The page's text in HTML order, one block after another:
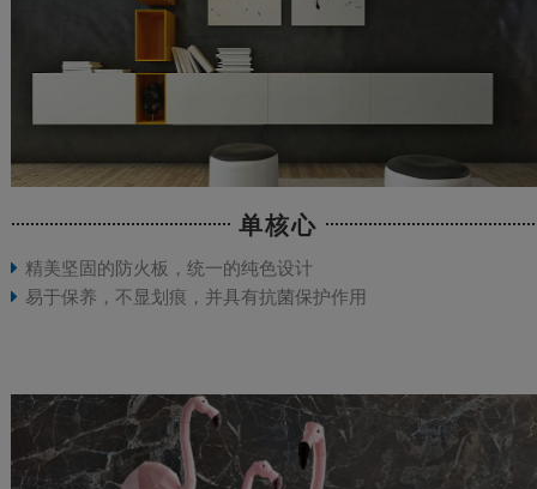
单核心
精美坚固的防火板，统一的纯色设计
易于保养，不显划痕，并具有抗菌保护作用